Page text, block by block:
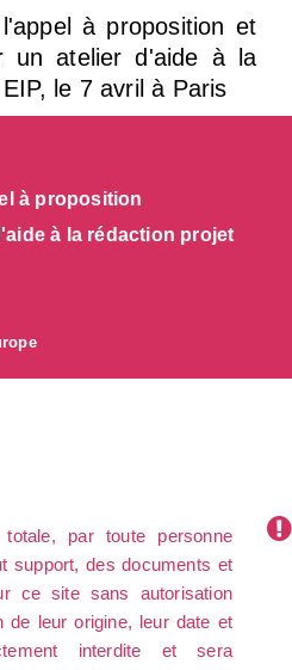
à proposition et
un atelier d'aide à la
le 7 avril à Paris
à proposition
à la rédaction projet
par toute personne
support, des documents et
ce site sans autorisation
de leur origine, leur date et
interdite et sera